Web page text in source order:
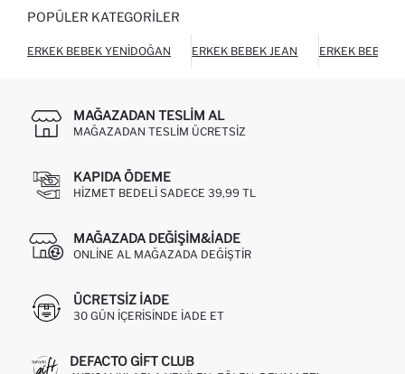
POPÜLER KATEGORILER
ERKEK BEBEK YENIDOĞAN ERKEK BEBEK JEAN ERKEK BEBEK
MAĞAZADAN TESLIM AL
MAĞAZADAN TESLIM ÜCRETSIZ
KAPIDA ÖDEME
HIZMET BEDELI SADECE 39,99 TL
MAĞAZADA DEĞIŞIM&İADE
ONLINE AL MAĞAZADA DEĞIŞTIR
ÜCRETSIZ IADE
30 GÜN IÇERISINDE IADE ET
DEFACTO GIFT CLUB